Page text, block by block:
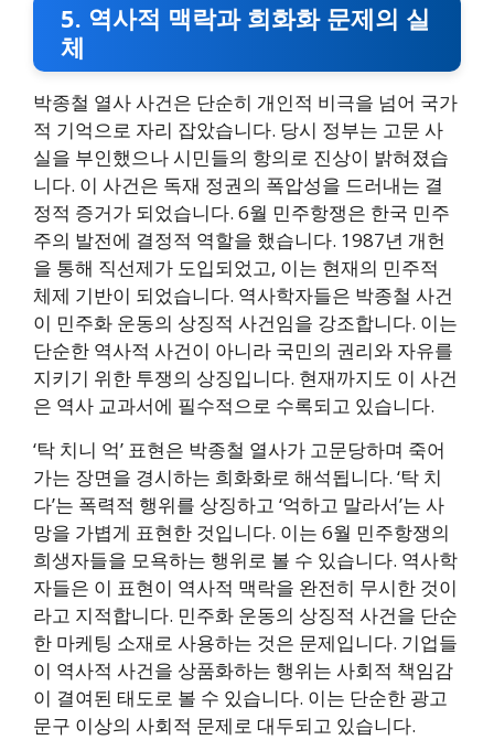
5. 역사적 맥락과 희화화 문제의 실
체
박종철 열사 사건은 단순히 개인적 비극을 넘어 국가
적 기억으로 자리 잡았습니다. 당시 정부는 고문 사
실을 부인했으나 시민들의 항의로 진상이 밝혀졌습
니다. 이 사건은 독재 정권의 폭압성을 드러내는 결
정적 증거가 되었습니다. 6월 민주항쟁은 한국 민주
주의 발전에 결정적 역할을 했습니다. 1987년 개헌
을 통해 직선제가 도입되었고, 이는 현재의 민주적
체제 기반이 되었습니다. 역사학자들은 박종철 사건
이 민주화 운동의 상징적 사건임을 강조합니다. 이는
단순한 역사적 사건이 아니라 국민의 권리와 자유를
지키기 위한 투쟁의 상징입니다. 현재까지도 이 사건
은 역사 교과서에 필수적으로 수록되고 있습니다.
‘탁 치니 억’ 표현은 박종철 열사가 고문당하며 죽어
가는 장면을 경시하는 희화화로 해석됩니다. ‘탁 치
다’는 폭력적 행위를 상징하고 ‘억하고 말라서’는 사
망을 가볍게 표현한 것입니다. 이는 6월 민주항쟁의
희생자들을 모욕하는 행위로 볼 수 있습니다. 역사학
자들은 이 표현이 역사적 맥락을 완전히 무시한 것이
라고 지적합니다. 민주화 운동의 상징적 사건을 단순
한 마케팅 소재로 사용하는 것은 문제입니다. 기업들
이 역사적 사건을 상품화하는 행위는 사회적 책임감
이 결여된 태도로 볼 수 있습니다. 이는 단순한 광고
문구 이상의 사회적 문제로 대두되고 있습니다.